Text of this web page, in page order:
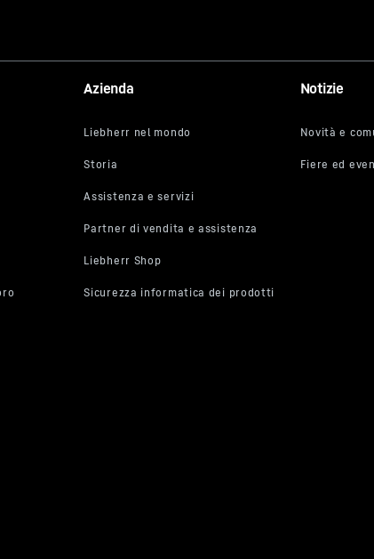
Azienda Notizie